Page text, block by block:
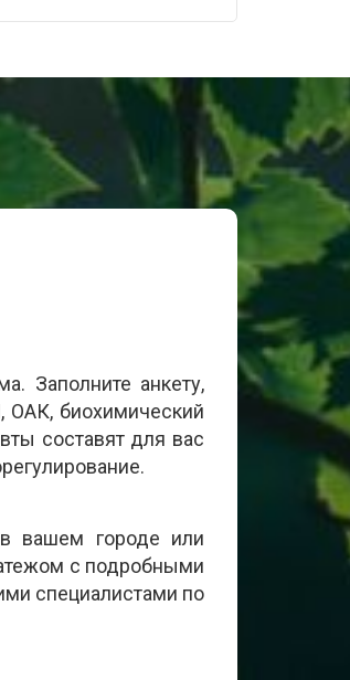
Заполните анкету,
ОАК, биохимический
составят для вас
вашем городе или
с подробными
специалистами по